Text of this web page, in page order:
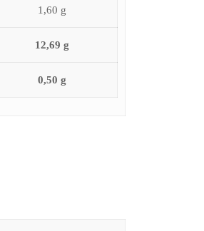
1,60 g
12,69 g
0,50 g